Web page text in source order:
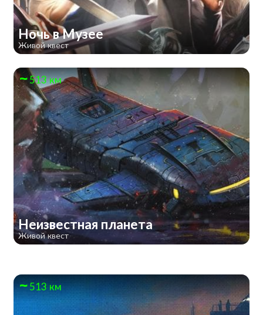
Ночь в Музее
Живой квест
513 км
Неизвестная планета
Живой квест
513 км